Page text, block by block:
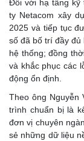
Đối với hạ tầng kỹ
ty Netacom xây
2025 và tiếp tục
số đã bố trí đầy đủ
hệ thống; đồng
và khắc phục các
động ổn định.
Theo ông Nguyễn
trình chuẩn bị là
đơn vị chuyên
sẻ những dữ liệu